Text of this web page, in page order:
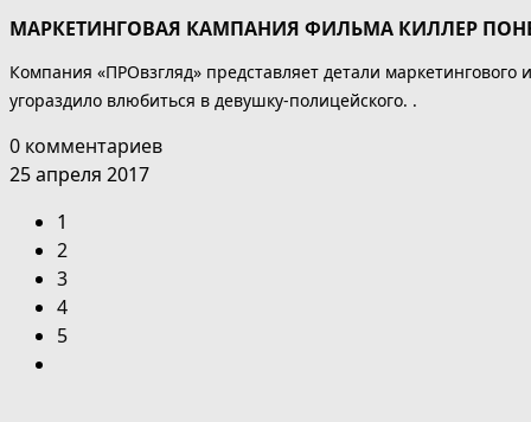
МАРКЕТИНГОВАЯ КАМПАНИЯ ФИЛЬМА КИЛЛЕР
Компания «ПРОвзгляд» представляет детали
угораздило влюбиться в девушку-полицейского. .
0 комментариев
25 апреля 2017
1
2
3
4
5